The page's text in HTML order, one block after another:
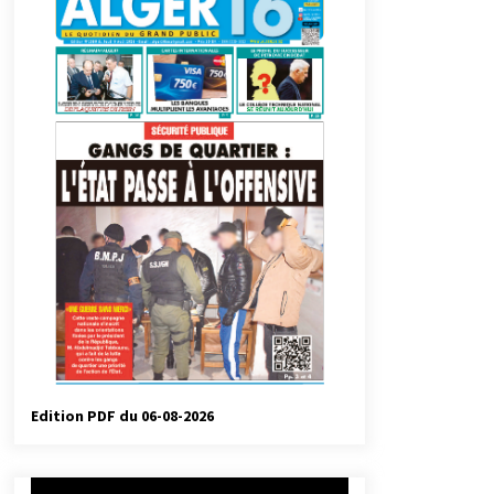
automatiques
5 jours ago
Droit de change : Le CPA lance une
carte VISA dédiée aux voyages à
l’étranger
2 semaines ago
Droit à l’affiliation au régime
national de retraite : Coup d’envoi
d’une campagne de sensibilisation
au profit de la communauté
nationale à l’étranger
3 semaines ago
Université Alger 3 : Lancement d’un
master à cursus intégré à la licence
en communication en langue
amazighe
3 semaines ago
Edition PDF du 06-08-2026